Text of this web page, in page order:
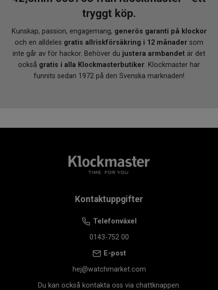
tryggt köp.
Kunskap, passion, engagemang, generös garanti på klockor
och en alldeles gratis allriskförsäkring i 12 månader som
inte går av för hackor. Behöver du justera armbandet är det
också gratis i alla Klockmasterbutiker. Klockmaster har
funnits sedan 1972 på den Svenska marknaden!
Kontaktuppgifter
Telefonväxel
0143-752 00
E-post
hej@watchmarket.com
Du kan också kontakta oss via chattknappen.